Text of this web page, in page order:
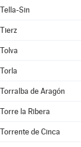
Tella-Sin
Tierz
Tolva
Torla
Torralba de Aragón
Torre la Ribera
Torrente de Cinca